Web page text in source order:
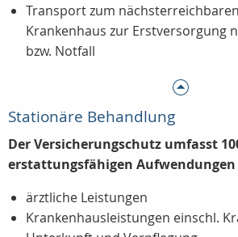
Transport zum
Krankenhaus zur Erstversorgung
bzw. Notfall
Stationäre Behandlung
Der Versicherungschutz umfasst
erstattungsfähigen
ärztliche Leistungen
Krankenhausleistungen einschl.